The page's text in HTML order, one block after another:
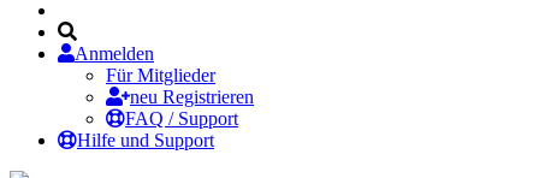
Anmelden
Für Mitglieder
neu Registrieren
FAQ / Support
Hilfe und Support